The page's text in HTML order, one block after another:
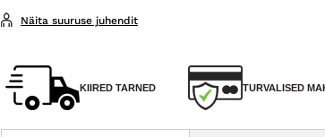
Näita suuruse juhendit
KIIRED TARNED TURVALISED